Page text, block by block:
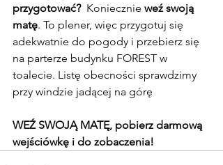
przygotować? Koniecznie weź swoją
matę. To plener, więc przygotuj się
adekwatnie do pogody i przebierz się
na parterze budynku FOREST w
toalecie. Listę obecności sprawdzimy
przy windzie jadącej na górę
WEŹ SWOJĄ MATĘ, pobierz darmową
wejściówkę i do zobaczenia!